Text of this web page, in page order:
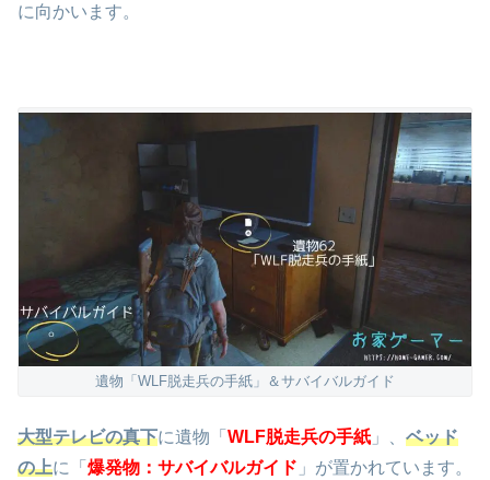
に向かいます。
遺物「WLF脱走兵の手紙」＆サバイバルガイド
大型テレビの真下に遺物「 WLF脱走兵の手紙 」、 ベッド
の上に「 爆発物：サバイバルガイド 」が置かれています。